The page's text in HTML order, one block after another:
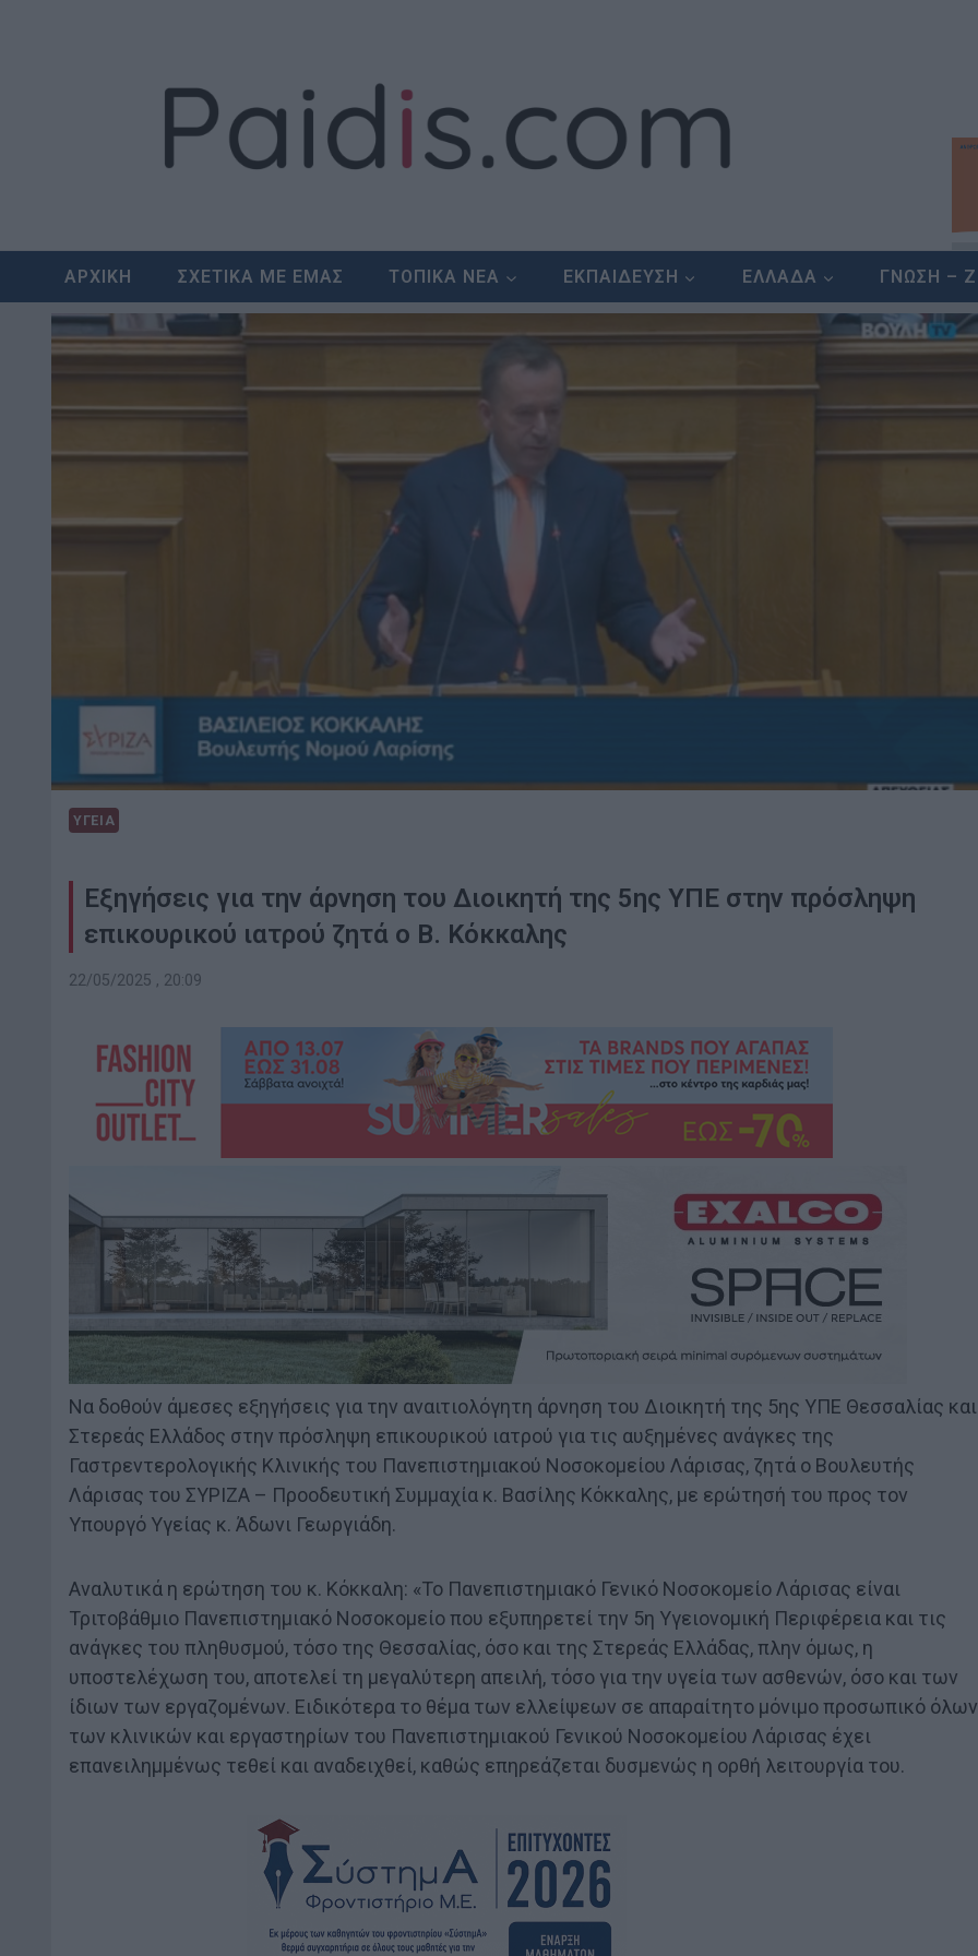
ΑΡΧΙΚΗ ΣΧΕΤΙΚΑ ΜΕ ΕΜΑΣ ΤΟΠΙΚΑ ΝΕΑ ΕΚΠΑΙΔΕΥΣΗ ΕΛΛΑΔΑ ΓΝΩΣΗ –
ΥΓΕΙΑ
Εξηγήσεις για την άρνηση του Διοικητή της 5ης ΥΠΕ στην πρόσληψη
επικουρικού ιατρού ζητά ο Β. Κόκκαλης
22/05/2025 , 20:09
Να δοθούν άμεσες εξηγήσεις για την αναιτιολόγητη άρνηση του Διοικητή της 5ης ΥΠΕ Θεσσαλίας και
Στερεάς Ελλάδος στην πρόσληψη επικουρικού ιατρού για τις αυξημένες ανάγκες της
Γαστρεντερολογικής Κλινικής του Πανεπιστημιακού Νοσοκομείου Λάρισας, ζητά ο Βουλευτής
Λάρισας του ΣΥΡΙΖΑ – Προοδευτική Συμμαχία κ. Βασίλης Κόκκαλης, με ερώτησή του προς τον
Υπουργό Υγείας κ. Άδωνι Γεωργιάδη.
Αναλυτικά η ερώτηση του κ. Κόκκαλη: «Το Πανεπιστημιακό Γενικό Νοσοκομείο Λάρισας είναι
Τριτοβάθμιο Πανεπιστημιακό Νοσοκομείο που εξυπηρετεί την 5η Υγειονομική Περιφέρεια και τις
ανάγκες του πληθυσμού, τόσο της Θεσσαλίας, όσο και της Στερεάς Ελλάδας, πλην όμως, η
υποστελέχωση του, αποτελεί τη μεγαλύτερη απειλή, τόσο για την υγεία των ασθενών, όσο και των
ίδιων των εργαζομένων. Ειδικότερα το θέμα των ελλείψεων σε απαραίτητο μόνιμο προσωπικό όλων
των κλινικών και εργαστηρίων του Πανεπιστημιακού Γενικού Νοσοκομείου Λάρισας έχει
επανειλημμένως τεθεί και αναδειχθεί, καθώς επηρεάζεται δυσμενώς η ορθή λειτουργία του.